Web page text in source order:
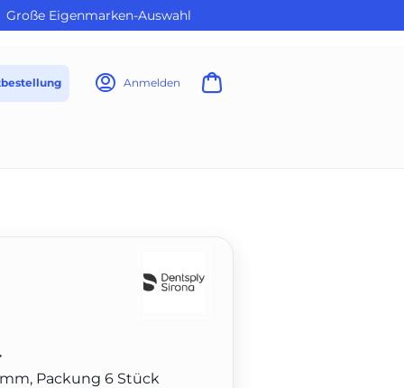
Große Eigenmarken-Auswahl
Anmelden
Packung 6 Stück